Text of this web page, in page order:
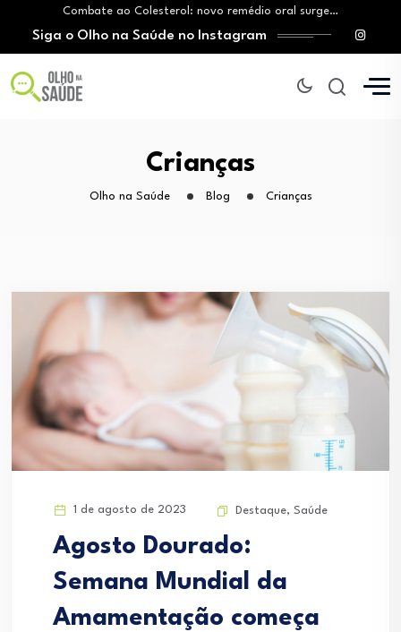
Combate ao Colesterol: novo remédio oral surge…
Agosto Branco: crescimento do uso de cigarros…
Aleitamento materno: Salvador amplia ações de incentivo…
Projeto torna vacina contra HPV obrigatória e…
Menopausa: secura, dor e baixa libido não…
Agosto Branco: crescimento do uso de cigarros…
Aleitamento materno: Salvador amplia ações de incentivo…
Siga o Olho na Saúde no Instagram
Crianças
Olho na Saúde Blog Crianças
1 de agosto de 2023 Destaque, Saúde
Agosto Dourado:
Semana Mundial da
Amamentação começa